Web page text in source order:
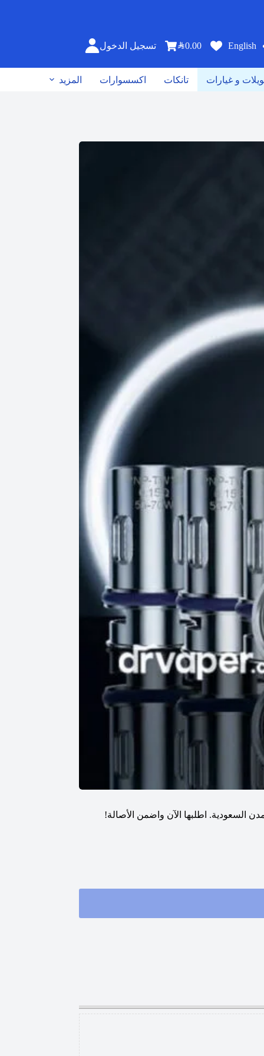
English
SAR0.00 تسجيل الدخول
و غيارات تانكات اكسسوارات المزيد